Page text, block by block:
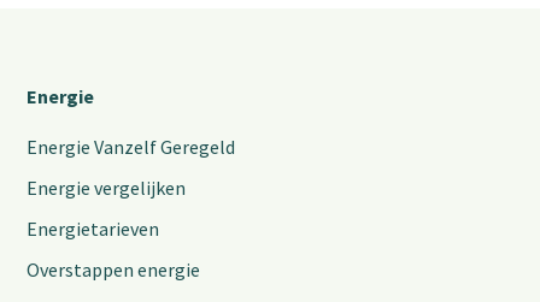
Energie
Energie Vanzelf Geregeld
Energie vergelijken
Energietarieven
Overstappen energie